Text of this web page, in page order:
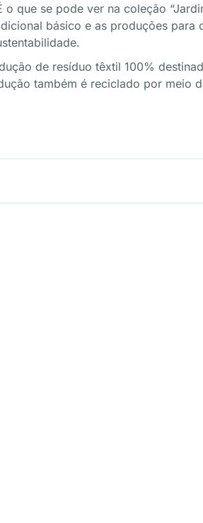
que se pode ver na coleção
básico e as produções para
de resíduo têxtil 100%
também é reciclado por meio